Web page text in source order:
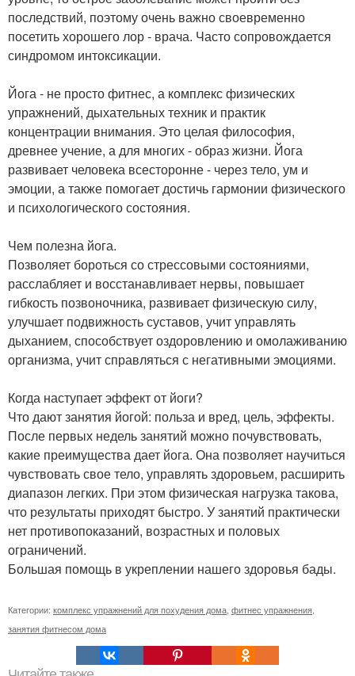
последствий, поэтому очень важно своевременно
посетить хорошего лор - врача. Часто сопровождается
синдромом интоксикации.
Йога - не просто фитнес, а комплекс физических
упражнений, дыхательных техник и практик
концентрации внимания. Это целая философия,
древнее учение, а для многих - образ жизни. Йога
развивает человека всесторонне - через тело, ум и
эмоции, а также помогает достичь гармонии физического
и психологического состояния.
Чем полезна йога.
Позволяет бороться со стрессовыми состояниями,
расслабляет и восстанавливает нервы, повышает
гибкость позвоночника, развивает физическую силу,
улучшает подвижность суставов, учит управлять
дыханием, способствует оздоровлению и омолаживанию
организма, учит справляться с негативными эмоциями.
Когда наступает эффект от йоги?
Что дают занятия йогой: польза и вред, цель, эффекты.
После первых недель занятий можно почувствовать,
какие преимущества дает йога. Она позволяет научиться
чувствовать свое тело, управлять здоровьем, расширить
диапазон легких. При этом физическая нагрузка такова,
что результаты приходят быстро. У занятий практически
нет противопоказаний, возрастных и половых
ограничений.
Большая помощь в укреплении нашего здоровья бады.
Категории: комплекс упражнений для похудения дома фитнес упражнения
занятия фитнесом дома